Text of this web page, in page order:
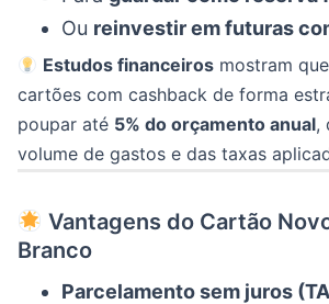
Ou reinvestir em futuras
Estudos financeiros mostram
cartões com cashback de forma
poupar até 5% do orçamento anual,
volume de gastos e das taxas
Vantagens do Cartão
Branco
Parcelamento sem juros